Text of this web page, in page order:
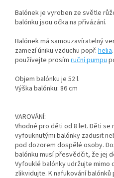
Balónek je vyroben ze světle
balónku jsou očka na přivázání.
Balónek má samouzavíratelný
zamezí úniku vzduchu popř. helia
používejte prosím ruční pumpu
Objem balónku je 52 l.
Výška balónku: 86 cm
VAROVÁNÍ:
Vhodné pro děti od 8 let. Děti se
vyfouknutými balónky zadusit
pod dozorem dospělé osoby.
balónku musí přesvědčit, že jej
Vyfouklé balónky udržujte mimo
zlikvidujte. K nafukování